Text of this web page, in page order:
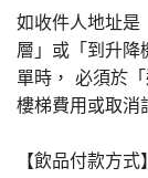
如收件人地址是
層」或「到升降
單時， 必須於
樓梯費用或取消
【飲品付款方式】